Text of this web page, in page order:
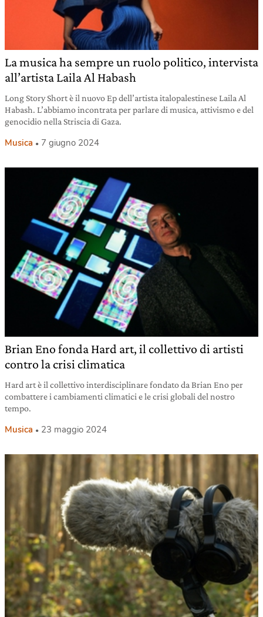
La musica ha sempre un ruolo politico, intervista
all’artista Laila Al Habash
Long Story Short è il nuovo Ep dell’artista italopalestinese Laila Al
Habash. L’abbiamo incontrata per parlare di musica, attivismo e del
genocidio nella Striscia di Gaza.
Musica 7 giugno 2024
Brian Eno fonda Hard art, il collettivo di artisti
contro la crisi climatica
Hard art è il collettivo interdisciplinare fondato da Brian Eno per
combattere i cambiamenti climatici e le crisi globali del nostro
tempo.
Musica 23 maggio 2024